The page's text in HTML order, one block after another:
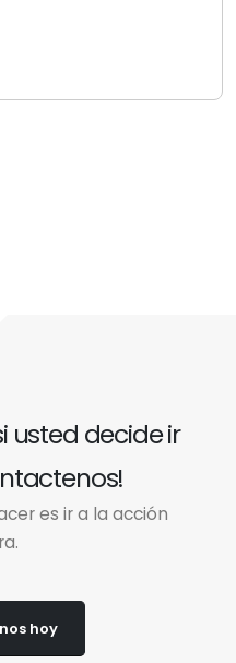
usted decide ir
es ir a la acción
hoy